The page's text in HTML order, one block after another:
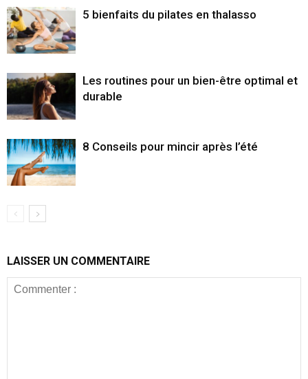
5 bienfaits du pilates en thalasso
Les routines pour un bien-être optimal et
durable
8 Conseils pour mincir après l’été
LAISSER UN COMMENTAIRE